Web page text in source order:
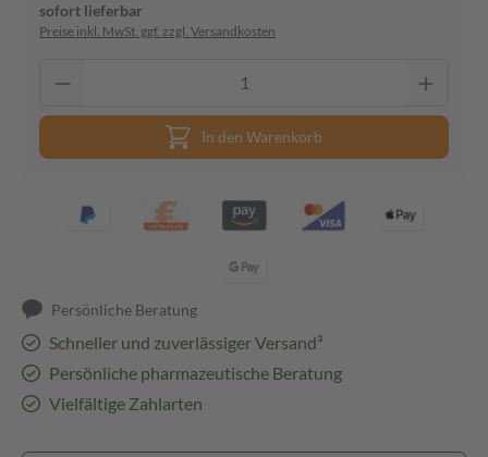
sofort lieferbar
Preise inkl. MwSt. ggf. zzgl. Versandkosten
In den Warenkorb
Persönliche Beratung
Schneller und zuverlässiger Versand³
Persönliche pharmazeutische Beratung
Vielfältige Zahlarten